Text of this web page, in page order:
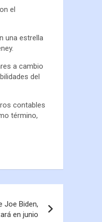
el
una estrella
a cambio
del
contables
término,
Joe Biden,
en junio